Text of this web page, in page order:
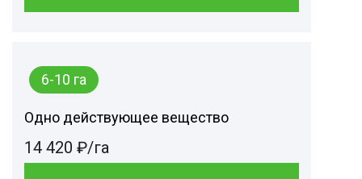
6-10 га
Одно действующее вещество
14 420 ₽/га